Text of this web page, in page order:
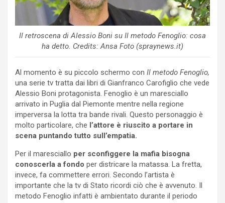
Il retroscena di Alessio Boni su Il metodo Fenoglio: cosa
ha detto. Credits: Ansa Foto (spraynews.it)
Al momento è su piccolo schermo con Il metodo Fenoglio,
una serie tv tratta dai libri di Gianfranco Carofiglio che vede
Alessio Boni protagonista. Fenoglio è un maresciallo
arrivato in Puglia dal Piemonte mentre nella regione
imperversa la lotta tra bande rivali. Questo personaggio è
molto particolare, che l’attore è riuscito a portare in
scena puntando tutto sull’empatia.
Per il maresciallo per sconfiggere la mafia bisogna
conoscerla a fondo per districare la matassa. La fretta,
invece, fa commettere errori. Secondo l’artista è
importante che la tv di Stato ricordi ciò che è avvenuto. Il
metodo Fenoglio infatti è ambientato durante il periodo